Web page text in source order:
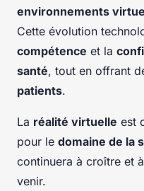
environnements
Cette évolution
compétence et la
santé, tout en offrant
patients.
La réalité virtuelle est
pour le domaine de la
continuera à croître et
venir.